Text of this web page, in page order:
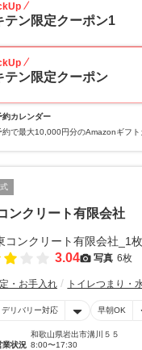
テン限定クーポン1
テン限定クーポン
約カレンダー
約で最大10,000円分のAmazonギフト
ンクリート有限会社
3.04 写真 6枚
・お手入れ トイレつまり・
デリバリー対応 早朝OK
和歌山県岩出市溝川５５
業状況 8:00〜17:30